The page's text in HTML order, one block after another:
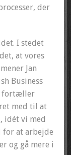
der
I stedet
at vores
Jan
Business
fortæller
med til at
idét vi med
for at arbejde
og gå mere i